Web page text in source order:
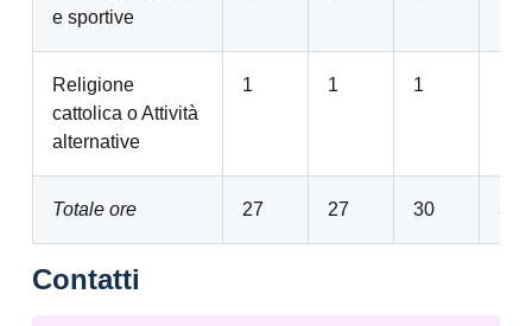
e sportive
Religione
cattolica o Attività
alternative
1 1 1
Totale ore 27 27 30 30
Contatti